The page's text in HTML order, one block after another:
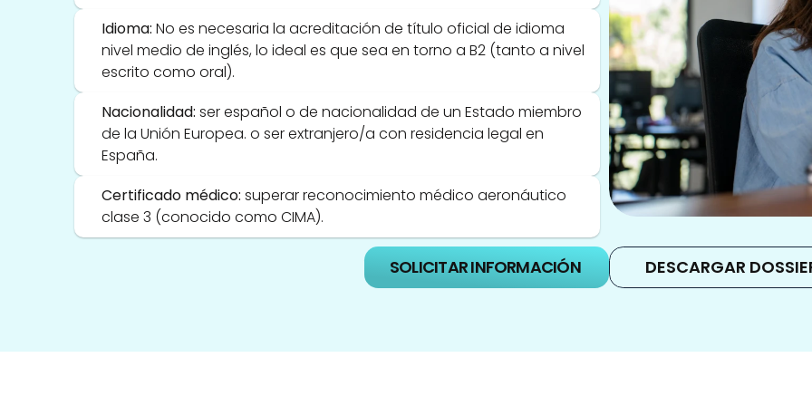
Idioma: No es necesaria la acreditación de título oficial de idioma
nivel medio de inglés, lo ideal es que sea en torno a B2 (tanto a nivel
escrito como oral).
Nacionalidad: ser español o de nacionalidad de un Estado miembro
de la Unión Europea. o ser extranjero/a con residencia legal en
España.
Certificado médico: superar reconocimiento médico aeronáutico
clase 3 (conocido como CIMA).
SOLICITAR INFORMACIÓN DESCARGAR